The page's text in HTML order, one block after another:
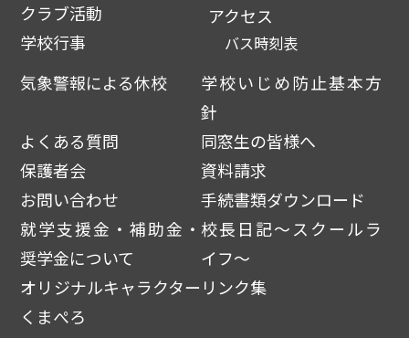
クラブ活動
学校行事
アクセス
バス時刻表
気象警報による休校
学校いじめ防止基本方
針
よくある質問
同窓生の皆様へ
保護者会
資料請求
お問い合わせ
手続書類ダウンロード
就学支援金・補助金・
奨学金について
校長日記～スクールラ
イフ～
オリジナルキャラクター
くまぺろ
リンク集